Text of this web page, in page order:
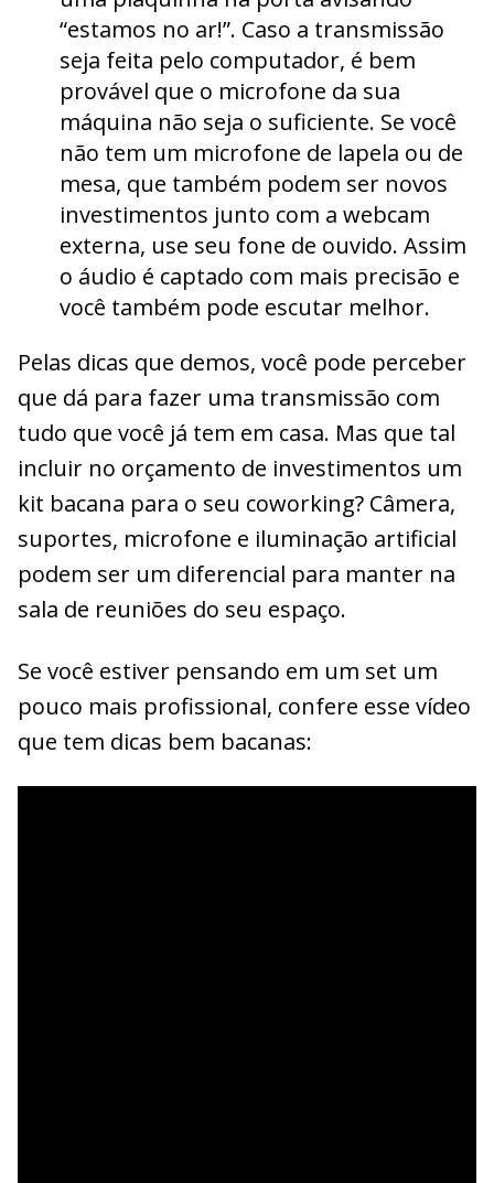
“estamos no ar!”. Caso a transmissão
seja feita pelo computador, é bem
provável que o microfone da sua
máquina não seja o suficiente. Se você
não tem um microfone de lapela ou de
mesa, que também podem ser novos
investimentos junto com a webcam
externa, use seu fone de ouvido. Assim
o áudio é captado com mais precisão e
você também pode escutar melhor.
Pelas dicas que demos, você pode perceber
que dá para fazer uma transmissão com
tudo que você já tem em casa. Mas que tal
incluir no orçamento de investimentos um
kit bacana para o seu coworking? Câmera,
suportes, microfone e iluminação artificial
podem ser um diferencial para manter na
sala de reuniões do seu espaço.
Se você estiver pensando em um set um
pouco mais profissional, confere esse vídeo
que tem dicas bem bacanas: